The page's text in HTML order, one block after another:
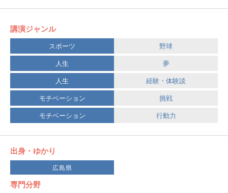
講演ジャンル
スポーツ
野球
人生
夢
人生
経験・体験談
モチベーション
挑戦
モチベーション
行動力
出身・ゆかり
広島県
専門分野